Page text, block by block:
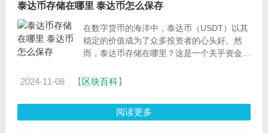
泰达币存储在哪里 泰达币怎么保存
在数字货币的海洋中，泰达币（USDT）以其
稳定的价值成为了众多投资者的心头好。然
而，泰达币存储在哪里？这是一个关乎资金安
义、存储的重要性
2024-11-08 【区块百科】
阅读更多